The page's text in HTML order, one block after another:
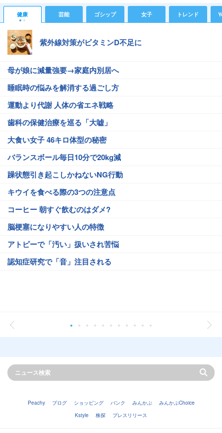
健康 芸能 ゴシップ 女子 トレンド
紫外線対策がビタミンD不足に
母が娘に減量強要→家庭内別居へ
睡眠時の悩みを解消する過ごし方
運動より代謝 人体の省エネ戦略
歯科の保健治療を巡る「大嘘」
大食い女子 46キロ体型の秘密
バランスボール毎日10分で20kg減
躁状態引き起こしかねないNG行動
キウイを食べる際の3つの注意点
コーヒー 朝すぐ飲むのはダメ?
脳梗塞になりやすい人の特徴
アトピーで「汚い」扱いされ苦悩
認知症研究で「音」注目される
Peachy ブログ ショッピング バンク みんかぶ
みんかぶChoice
Kstyle
株探 プレスリリース